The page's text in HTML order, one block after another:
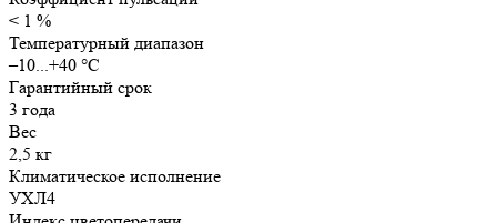
< 1 %
Температурный диапазон
–10...+40 °C
Гарантийный срок
3 года
Вес
2,5 кг
Климатическое исполнение
УХЛ4